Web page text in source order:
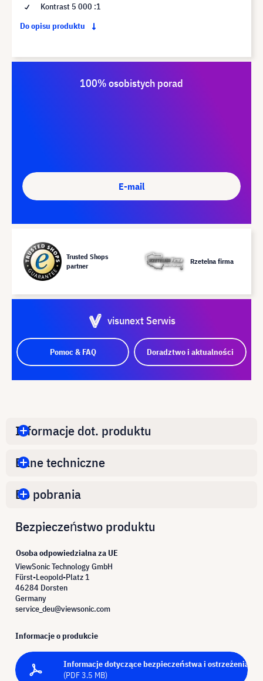
Kontrast 5 000 :1
Do opisu produktu
100% osobistych porad
E-mail
Trusted Shops
partner
Rzetelna firma
visunext Serwis
Pomoc & FAQ Doradztwo i aktualności
Informacje dot. produktu
Dane techniczne
Do pobrania
Bezpieczeństwo produktu
Osoba odpowiedzialna za UE
ViewSonic Technology GmbH
Fürst-Leopold-Platz 1
46284 Dorsten
Germany
service_deu@viewsonic.com
Informacje o produkcie
Informacje dotyczące bezpieczeństwa i ostrzeżenia -
(PDF 3.5 MB)